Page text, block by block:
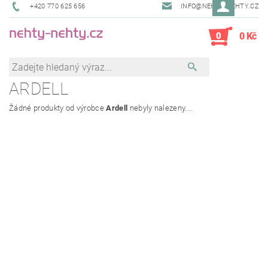
+420 770 625 656 INFO@NEHTY-NEHTY.CZ
0 0 Kč
ARDELL
Žádné produkty od výrobceArdell nebyly nalezeny....